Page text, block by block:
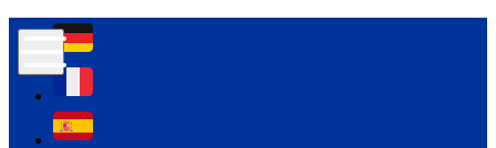
Контур психологічної безпеки глухих